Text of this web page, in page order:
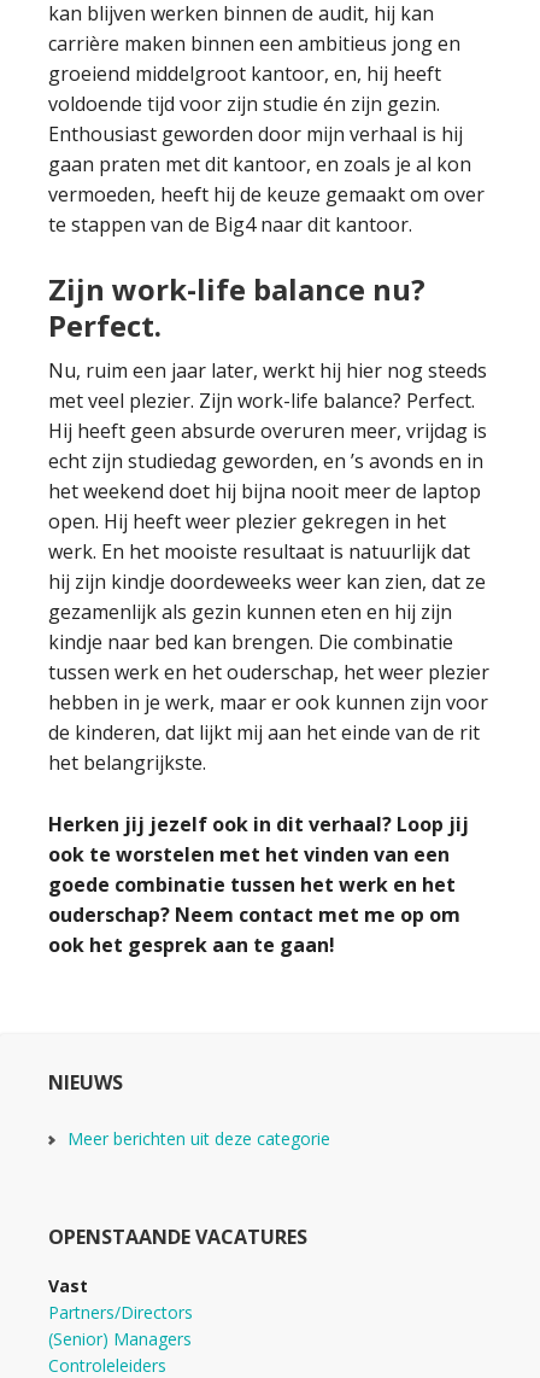
kan blijven werken binnen de audit, hij kan
carrière maken binnen een ambitieus jong en
groeiend middelgroot kantoor, en, hij heeft
voldoende tijd voor zijn studie én zijn gezin.
Enthousiast geworden door mijn verhaal is hij
gaan praten met dit kantoor, en zoals je al kon
vermoeden, heeft hij de keuze gemaakt om over
te stappen van de Big4 naar dit kantoor.
Zijn work-life balance nu?
Perfect.
Nu, ruim een jaar later, werkt hij hier nog steeds
met veel plezier. Zijn work-life balance? Perfect.
Hij heeft geen absurde overuren meer, vrijdag is
echt zijn studiedag geworden, en ’s avonds en in
het weekend doet hij bijna nooit meer de laptop
open. Hij heeft weer plezier gekregen in het
werk. En het mooiste resultaat is natuurlijk dat
hij zijn kindje doordeweeks weer kan zien, dat ze
gezamenlijk als gezin kunnen eten en hij zijn
kindje naar bed kan brengen. Die combinatie
tussen werk en het ouderschap, het weer plezier
hebben in je werk, maar er ook kunnen zijn voor
de kinderen, dat lijkt mij aan het einde van de rit
het belangrijkste.
Herken jij jezelf ook in dit verhaal? Loop jij
ook te worstelen met het vinden van een
goede combinatie tussen het werk en het
ouderschap? Neem contact met me op om
ook het gesprek aan te gaan!
NIEUWS
Meer berichten uit deze categorie
OPENSTAANDE VACATURES
Vast
Partners/Directors
(Senior) Managers
Controleleiders